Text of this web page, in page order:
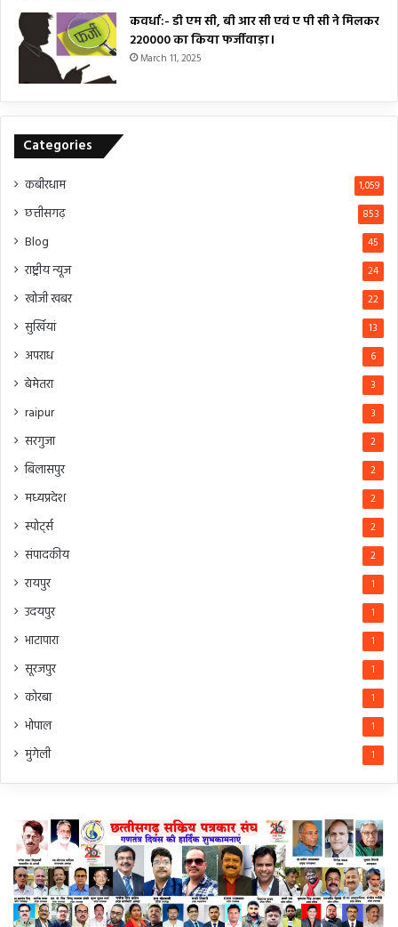
कवर्धा:- डी एम सी, बी आर सी एवं ए पी सी ने मिलकर
₹220000 का किया फर्जीवाड़ा।
March 11, 2025
Categories
कबीरधाम 1,059
छत्तीसगढ़ 853
Blog 45
राष्ट्रीय न्यूज 24
खोजी खबर 22
सुर्खियां 13
अपराध 6
बेमेतरा 3
raipur 3
सरगुजा 2
बिलासपुर 2
मध्यप्रदेश 2
स्पोर्ट्स 2
संपादकीय 2
रायपुर 1
उदयपुर 1
भाटापारा 1
सूरजपुर 1
कोरबा 1
भोपाल 1
मुंगेली 1